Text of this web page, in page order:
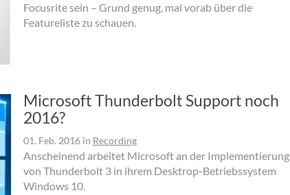
Focusrite sein – Grund genug, mal vorab über die
Featureliste zu schauen.
Microsoft Thunderbolt Support noch
2016?
01. Feb. 2016in Recording
Anscheinend arbeitet Microsoft an der Implementierung
von Thunderbolt 3 in ihrem Desktrop-Betriebssystem
Windows 10.